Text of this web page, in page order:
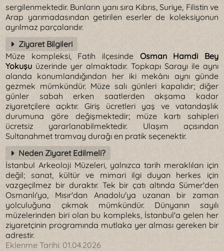
sergilenmektedir. Bunların yanı sıra Kıbrıs, Suriye, Filistin ve
Arap yarımadasından getirilen eserler de koleksiyonun
ayrılmaz parçalarıdır.
Ziyaret Bilgileri
Müze kompleksi, Fatih ilçesinde Osman Hamdi Bey
Yokuşu üzerinde yer almaktadır. Topkapı Sarayı ile aynı
alanda konumlandığından her iki mekânı aynı günde
gezmek mümkündür. Müze salı günleri kapalıdır; diğer
günler sabah erken saatlerden akşama kadar
ziyaretçilere açıktır. Giriş ücretleri yaş ve vatandaşlık
durumuna göre değişmektedir; müze kartı sahipleri
ücretsiz yararlanabilmektedir. Ulaşım açısından
Sultanahmet tramvay durağı en pratik seçenektir.
Neden Ziyaret Edilmeli?
İstanbul Arkeoloji Müzeleri, yalnızca tarih meraklıları için
değil; sanat, kültür ve mimari ilgi duyan herkes için
vazgeçilmez bir duraktır. Tek bir çatı altında Sümer'den
Osmanlı'ya, Mısır'dan Anadolu'ya uzanan bir zaman
yolculuğuna çıkmak mümkündür. Dünyanın sayılı
müzelerinden biri olan bu kompleks, İstanbul'a gelen her
ziyaretçinin programında mutlaka yer alması gereken bir
adrestir.
Eklenme Tarihi: 01.04.2026